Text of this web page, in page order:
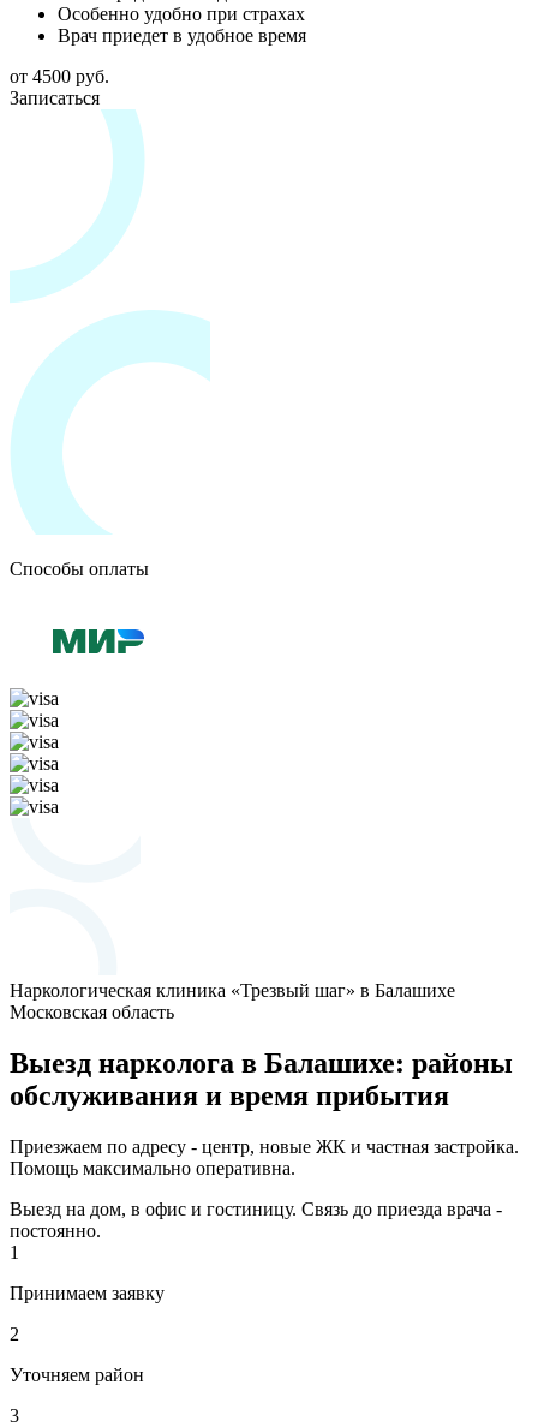
Особенно удобно при страхах
Врач приедет в удобное время
от 4500 руб.
Записаться
Способы оплаты
Наркологическая клиника «Трезвый шаг» в Балашихе
Московская область
Выезд нарколога в Балашихе: районы
обслуживания и время прибытия
Приезжаем по адресу - центр, новые ЖК и частная застройка.
Помощь максимально оперативна.
Выезд на дом, в офис и гостиницу. Связь до приезда врача -
постоянно.
1
Принимаем заявку
2
Уточняем район
3